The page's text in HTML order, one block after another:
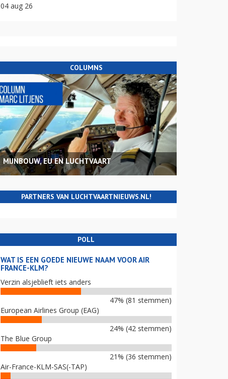
04 aug 26
COLUMNS
MIJNBOUW, EU EN LUCHTVAART
PARTNERS VAN LUCHTVAARTNIEUWS.NL!
POLL
WAT IS EEN GOEDE NIEUWE NAAM VOOR AIR
FRANCE-KLM?
Verzin alsjeblieft iets anders
47% (81 stemmen)
European Airlines Group (EAG)
24% (42 stemmen)
The Blue Group
21% (36 stemmen)
Air-France-KLM-SAS(-TAP)